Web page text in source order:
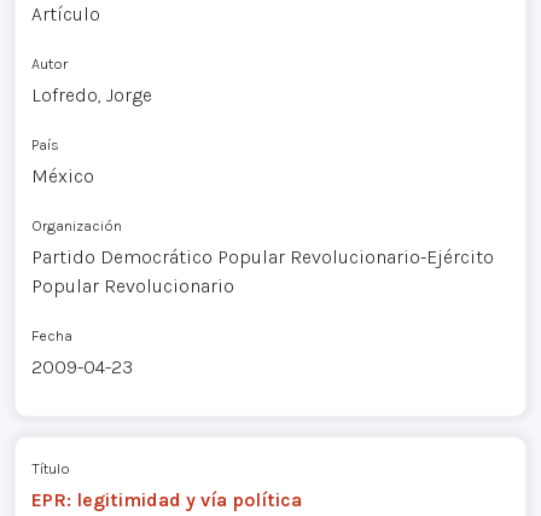
Artículo
Autor
Lofredo, Jorge
País
México
Organización
Partido Democrático Popular Revolucionario-Ejército
Popular Revolucionario
Fecha
2009-04-23
Título
EPR: legitimidad y vía política